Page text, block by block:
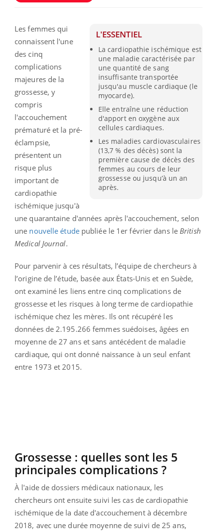
L'ESSENTIEL
La cardiopathie ischémique est
une maladie caractérisée par
une quantité de sang
insuffisante transportée
jusqu'au muscle cardiaque (le
myocarde).
Elle entraîne une réduction
d'apport en oxygène aux
cellules cardiaques.
Les maladies cardiovasculaires
(13,7 % des décès) sont la
première cause de décès des
femmes au cours de leur
grossesse ou jusqu’à un an
après.
Les femmes qui
connaissent l'une
des cinq
complications
majeures de la
grossesse, y
compris
l'accouchement
prématuré et la pré-
éclampsie,
présentent un
risque plus
important de
cardiopathie
ischémique jusqu'à
une quarantaine d'années après l'accouchement, selon
une nouvelle étudepubliée le 1er février dans le British
Medical Journal.
Pour parvenir à ces résultats, l’équipe de chercheurs à
l’origine de l’étude, basée aux États-Unis et en Suède,
ont examiné les liens entre cinq complications de
grossesse et les risques à long terme de cardiopathie
ischémique chez les mères. Ils ont récupéré les
données de 2.195.266 femmes suédoises, âgées en
moyenne de 27 ans et sans antécédent de maladie
cardiaque, qui ont donné naissance à un seul enfant
entre 1973 et 2015.
Grossesse : quelles sont les 5
principales complications ?
À l'aide de dossiers médicaux nationaux, les
chercheurs ont ensuite suivi les cas de cardiopathie
ischémique de la date d'accouchement à décembre
2018, avec une durée moyenne de suivi de 25 ans,